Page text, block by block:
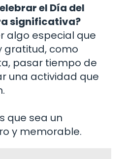
el Día del
significativa?
algo especial que
gratitud, como
pasar tiempo de
una actividad que
que sea un
y memorable.